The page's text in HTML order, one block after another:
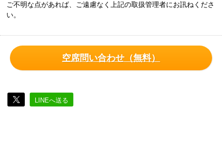
ご不明な点があれば、ご遠慮なく上記の取扱管理者にお訊ねくださ
い。
空席問い合わせ（無料）
LINEへ送る